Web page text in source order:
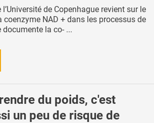
l’Université de Copenhague revient sur le
coenzyme NAD + dans les processus de
la co- ...
du poids, c'est
un peu de risque de